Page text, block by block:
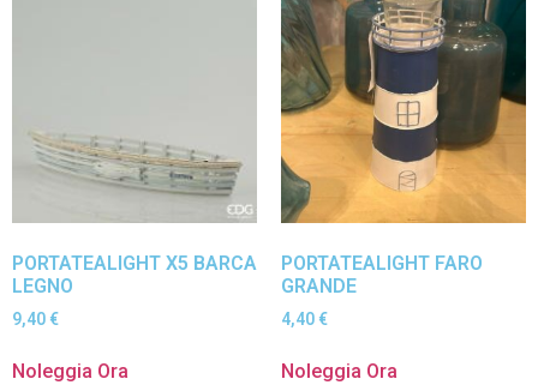
PORTATEALIGHT X5 BARCA
LEGNO
9,40 €
Noleggia Ora
PORTATEALIGHT FARO
GRANDE
4,40 €
Noleggia Ora